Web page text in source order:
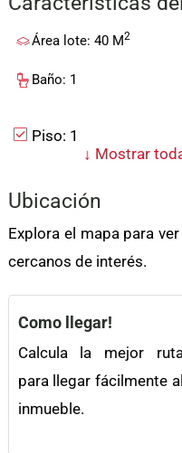
Área lote: 40 M2
Baño: 1
Piso: 1
Acceso Pavimentado
Admite Mascotas
Acceso
↓ Mostrar
Ubicación
Explora el mapa para
cercanos de interés.
Como llegar!
Calcula la mejor
para llegar fácilmente al
inmueble.